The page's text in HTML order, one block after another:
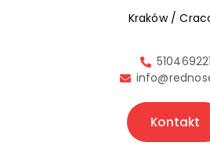
Kraków /
510469221
Kontakt